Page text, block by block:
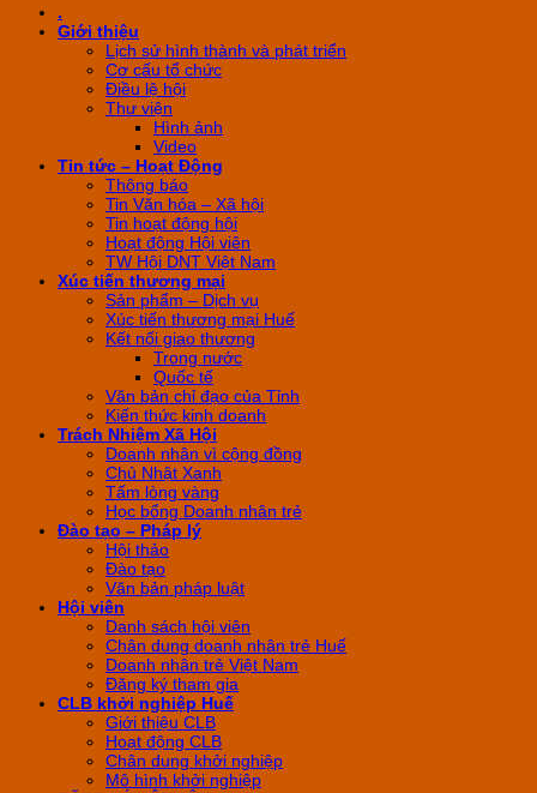
.
Giới thiệu
Lịch sử hình thành và phát triển
Cơ cấu tổ chức
Điều lệ hội
Thư viện
Hình ảnh
Video
Tin tức – Hoạt Động
Thông báo
Tin Văn hóa – Xã hội
Tin hoạt động hội
Hoạt động Hội viên
TW Hội DNT Việt Nam
Xúc tiến thương mại
Sản phẩm – Dịch vụ
Xúc tiến thương mại Huế
Kết nối giao thương
Trong nước
Quốc tế
Văn bản chỉ đạo của Tỉnh
Kiến thức kinh doanh
Trách Nhiệm Xã Hội
Doanh nhân vì cộng đồng
Chủ Nhật Xanh
Tấm lòng vàng
Học bổng Doanh nhân trẻ
Đào tạo – Pháp lý
Hội thảo
Đào tạo
Văn bản pháp luật
Hội viên
Danh sách hội viên
Chân dung doanh nhân trẻ Huế
Doanh nhân trẻ Việt Nam
Đăng ký tham gia
CLB khởi nghiệp Huế
Giới thiệu CLB
Hoạt động CLB
Chân dung khởi nghiệp
Mô hình khởi nghiệp